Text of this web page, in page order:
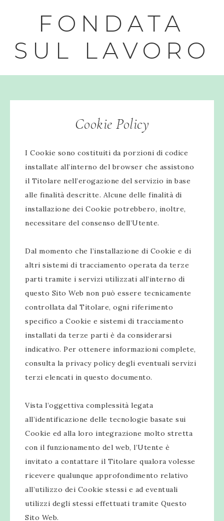
FONDATA
SUL LAVORO
Cookie Policy
I Cookie sono costituiti da porzioni di codice
installate all’interno del browser che assistono
il Titolare nell’erogazione del servizio in base
alle finalità descritte. Alcune delle finalità di
installazione dei Cookie potrebbero, inoltre,
necessitare del consenso dell’Utente.
Dal momento che l’installazione di Cookie e di
altri sistemi di tracciamento operata da terze
parti tramite i servizi utilizzati all’interno di
questo Sito Web non può essere tecnicamente
controllata dal Titolare, ogni riferimento
specifico a Cookie e sistemi di tracciamento
installati da terze parti è da considerarsi
indicativo. Per ottenere informazioni complete,
consulta la privacy policy degli eventuali servizi
terzi elencati in questo documento.
Vista l’oggettiva complessità legata
all’identificazione delle tecnologie basate sui
Cookie ed alla loro integrazione molto stretta
con il funzionamento del web, l’Utente è
invitato a contattare il Titolare qualora volesse
ricevere qualunque approfondimento relativo
all’utilizzo dei Cookie stessi e ad eventuali
utilizzi degli stessi effettuati tramite Questo
Sito Web.